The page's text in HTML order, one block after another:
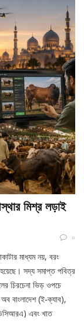
মিশ্র লড়াই
০
মাধ্যম নয়, বরং
সদ্য সমাপ্ত পবিত্র
চিরচেনা ভিড় ওপচে
বাংলাদেশ (ই-ক্যাব),
এবং খাত